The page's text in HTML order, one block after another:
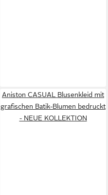
Aniston CASUAL Blusenkleid mit
grafischen Batik-Blumen bedruckt
- NEUE KOLLEKTION